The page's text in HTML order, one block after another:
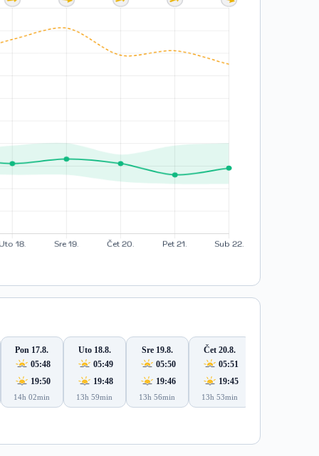
Pon 17.8.
05:48
19:50
14h 02min
Uto 18.8.
05:49
19:48
13h 59min
Sre 19.8.
05:50
19:46
13h 56min
Čet 20.8.
05:51
19:45
13h 53min